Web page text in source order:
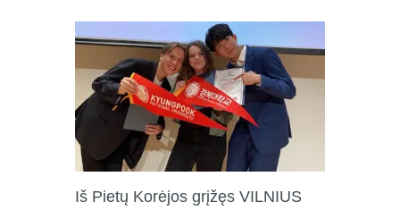
Iš Pietų Korėjos grįžęs VILNIUS